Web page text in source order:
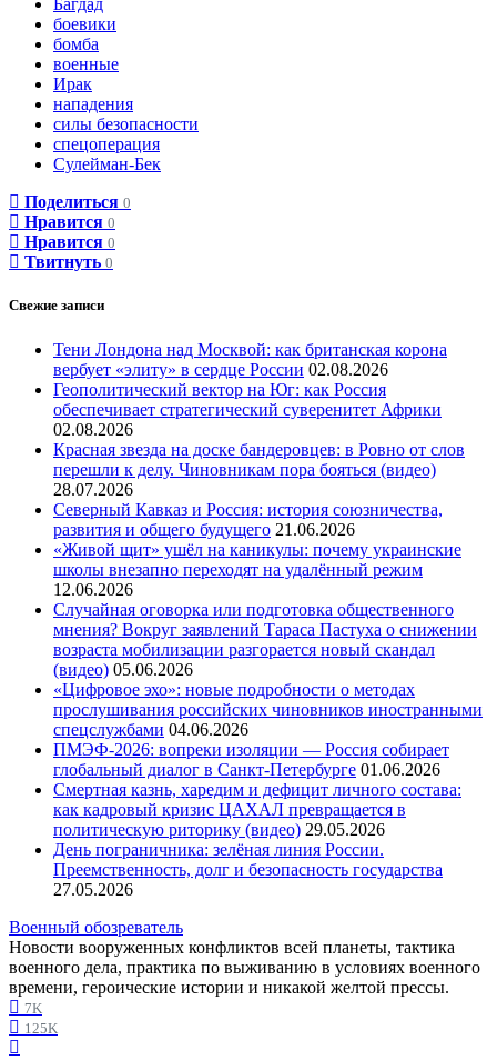
Багдад
боевики
бомба
военные
Ирак
нападения
силы безопасности
спецоперация
Сулейман-Бек
Поделиться 0
Нравится 0
Нравится 0
Твитнуть 0
Свежие записи
Тени Лондона над Москвой: как британская корона
вербует «элиту» в сердце России 02.08.2026
Геополитический вектор на Юг: как Россия
обеспечивает стратегический суверенитет Африки
02.08.2026
Красная звезда на доске бандеровцев: в Ровно от слов
перешли к делу. Чиновникам пора бояться (видео)
28.07.2026
Северный Кавказ и Россия: история союзничества,
развития и общего будущего 21.06.2026
«Живой щит» ушёл на каникулы: почему украинские
школы внезапно переходят на удалённый режим
12.06.2026
Случайная оговорка или подготовка общественного
мнения? Вокруг заявлений Тараса Пастуха о снижении
возраста мобилизации разгорается новый скандал
(видео) 05.06.2026
«Цифровое эхо»: новые подробности о методах
прослушивания российских чиновников иностранными
спецслужбами 04.06.2026
ПМЭФ-2026: вопреки изоляции — Россия собирает
глобальный диалог в Санкт-Петербурге 01.06.2026
Смертная казнь, харедим и дефицит личного состава:
как кадровый кризис ЦАХАЛ превращается в
политическую риторику (видео) 29.05.2026
День пограничника: зелёная линия России.
Преемственность, долг и безопасность государства
27.05.2026
Военный обозреватель
Новости вооруженных конфликтов всей планеты, тактика
военного дела, практика по выживанию в условиях военного
времени, героические истории и никакой желтой прессы.
7K
125K